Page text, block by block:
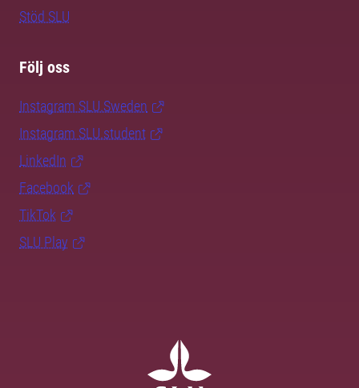
Stöd SLU
Följ oss
Instagram SLU.Sweden
Instagram SLU.student
LinkedIn
Facebook
TikTok
SLU Play